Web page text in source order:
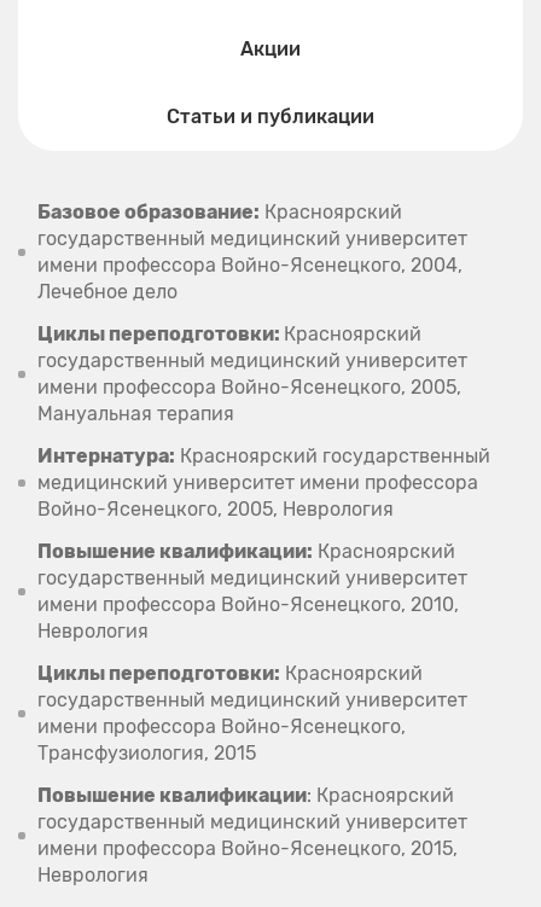
Акции
Статьи и публикации
Базовое образование: Красноярский
государственный медицинский университет
имени профессора Войно-Ясенецкого, 2004,
Лечебное дело
Циклы переподготовки: Красноярский
государственный медицинский университет
имени профессора Войно-Ясенецкого, 2005,
Мануальная терапия
Интернатура: Красноярский государственный
медицинский университет имени профессора
Войно-Ясенецкого, 2005, Неврология
Повышение квалификации: Красноярский
государственный медицинский университет
имени профессора Войно-Ясенецкого, 2010,
Неврология
Циклы переподготовки: Красноярский
государственный медицинский университет
имени профессора Войно-Ясенецкого,
Трансфузиология, 2015
Повышение квалификации: Красноярский
государственный медицинский университет
имени профессора Войно-Ясенецкого, 2015,
Неврология